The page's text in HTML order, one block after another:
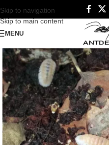
Skip to navigation
Skip to main content
MENU